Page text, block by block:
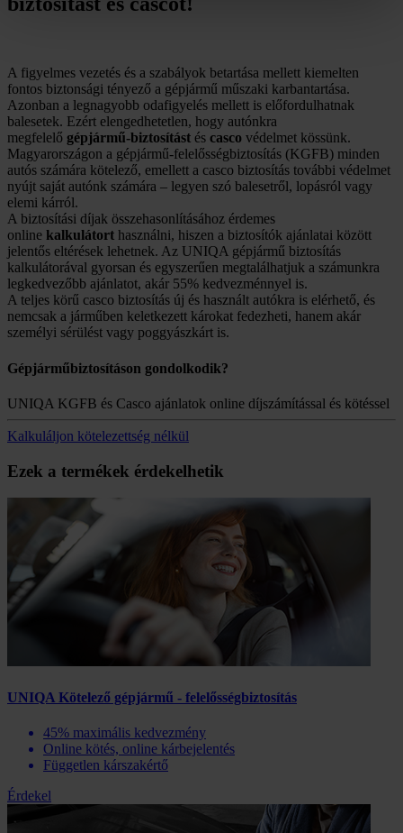
A figyelmes vezetés és a szabályok betartása mellett kiemelten
fontos biztonsági tényező a gépjármű műszaki karbantartása.
Azonban a legnagyobb odafigyelés mellett is előfordulhatnak
balesetek. Ezért elengedhetetlen, hogy autónkra
megfelelő gépjármű-biztosítást és casco védelmet kössünk.
Magyarországon a gépjármű-felelősségbiztosítás (KGFB) minden
autós számára kötelező, emellett a casco biztosítás további védelmet
nyújt saját autónk számára – legyen szó balesetről, lopásról vagy
elemi kárról.
A biztosítási díjak összehasonlításához érdemes
online kalkulátort használni, hiszen a biztosítók ajánlatai között
jelentős eltérések lehetnek. Az UNIQA gépjármű biztosítás
kalkulátorával gyorsan és egyszerűen megtalálhatjuk a számunkra
legkedvezőbb ajánlatot, akár 55% kedvezménnyel is.
A teljes körű casco biztosítás új és használt autókra is elérhető, és
nemcsak a járműben keletkezett károkat fedezheti, hanem akár
személyi sérülést vagy poggyászkárt is.
Gépjárműbiztosításon gondolkodik?
UNIQA KGFB és Casco ajánlatok online díjszámítással és kötéssel
Kalkuláljon kötelezettség nélkül
Ezek a termékek érdekelhetik
UNIQA Kötelező gépjármű - felelősségbiztosítás
45% maximális kedvezmény
Online kötés, online kárbejelentés
Független kárszakértő
Érdekel